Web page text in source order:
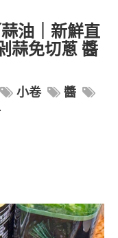
油｜新鮮直
蒜免切蔥 醬
小卷
醬